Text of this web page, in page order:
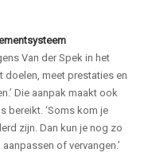
Van der Spek in het
doelen, meet prestaties en
Die aanpak maakt ook
bereikt. ‘Soms kom je
zijn. Dan kun je nog zo
of vervangen.’